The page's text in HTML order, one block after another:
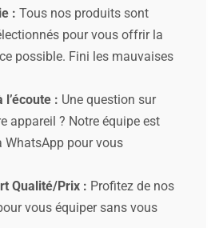
: Tous nos produits sont
pour vous offrir la
possible. Fini les mauvaises
l’écoute : Une question sur
appareil ? Notre équipe est
pour vous
Qualité/Prix : Profitez de nos
vous équiper sans vous